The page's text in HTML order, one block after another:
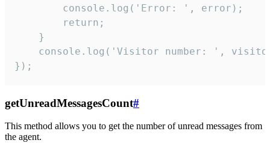
        console.log('Error: ', error);
        return;
    }
console.log('Visitor number: ',
});
getUnreadMessagesCount#
This method allows you to get the number of unread messages from
the agent.